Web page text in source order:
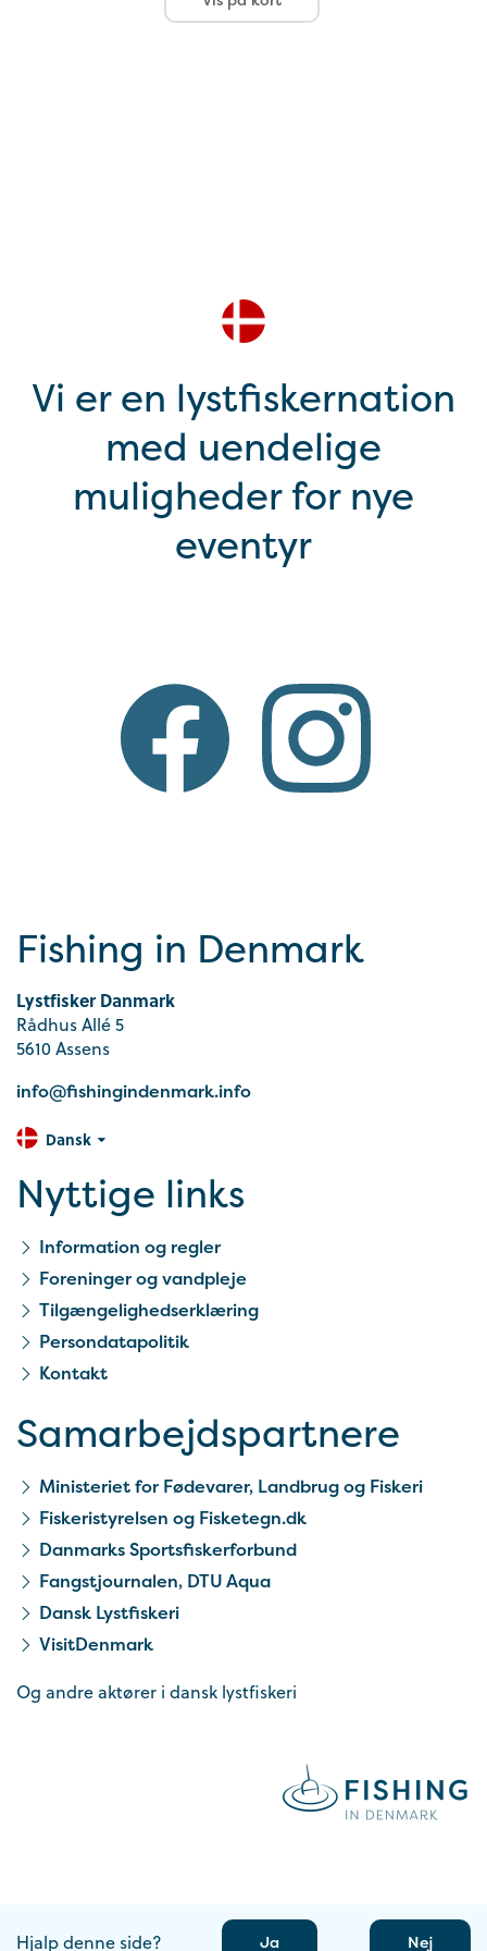
Vi er en lystfiskernation
med uendelige
muligheder for nye
eventyr
Fishing in Denmark
Lystfisker Danmark
Rådhus Allé 5
5610 Assens
info@fishingindenmark.info
Dansk
Nyttige links
Information og regler
Foreninger og vandpleje
Tilgængelighedserklæring
Persondatapolitik
Kontakt
Samarbejds­partnere
Ministeriet for Fødevarer, Landbrug og Fiskeri
Fiskeristyrelsen og Fisketegn.dk
Danmarks Sportsfiskerforbund
Fangstjournalen, DTU Aqua
Dansk Lystfiskeri
VisitDenmark
Og andre aktører i dansk lystfiskeri
Hjalp denne side? Ja Nej